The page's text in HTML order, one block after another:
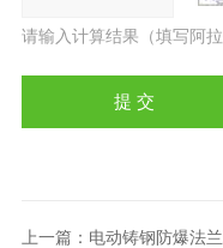
请输入计算结果（填写阿
上一篇： 电动铸钢防爆法